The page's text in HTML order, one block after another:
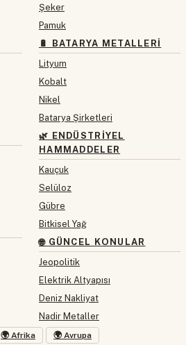
Şeker
Pamuk
🔋 BATARYA METALLERI
Lityum
Kobalt
Nikel
Batarya Şirketleri
🌿 ENDÜSTRIYEL
HAMMADDELER
Kauçuk
Selüloz
Gübre
Bitkisel Yağ
🌐 GÜNCEL KONULAR
Jeopolitik
Elektrik Altyapısı
Deniz Nakliyat
Nadir Metaller
🌍 Afrika 🌍 Avrupa